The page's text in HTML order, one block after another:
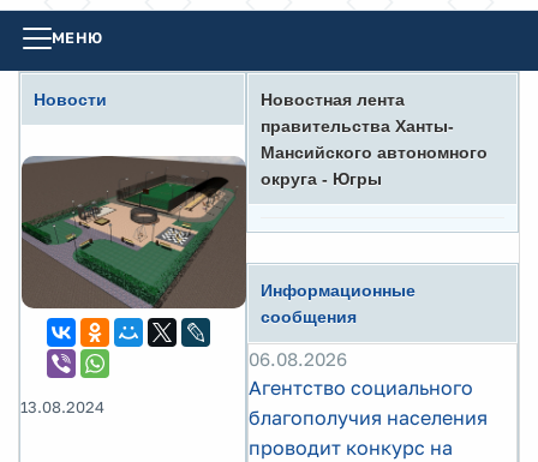
МЕНЮ
Новости
13.08.2024
Новостная лента
правительства Ханты-
Мансийского автономного
округа - Югры
Информационные
сообщения
06.08.2026
Агентство социального
благополучия населения
проводит конкурс на